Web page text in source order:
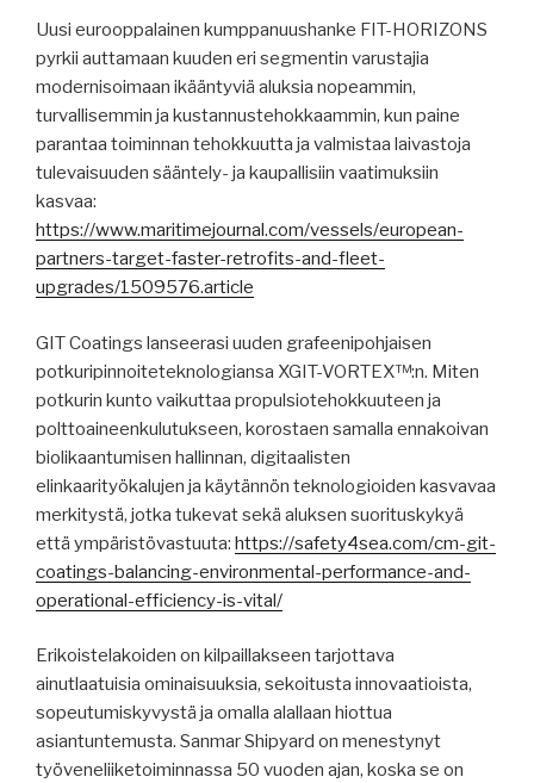
Uusi eurooppalainen kumppanuushanke FIT-HORIZONS
pyrkii auttamaan kuuden eri segmentin varustajia
modernisoimaan ikääntyviä aluksia nopeammin,
turvallisemmin ja kustannustehokkaammin, kun paine
parantaa toiminnan tehokkuutta ja valmistaa laivastoja
tulevaisuuden sääntely- ja kaupallisiin vaatimuksiin
kasvaa:
https://www.maritimejournal.com/vessels/european-
partners-target-faster-retrofits-and-fleet-
upgrades/1509576.article
GIT Coatings lanseerasi uuden grafeenipohjaisen
potkuripinnoiteteknologiansa XGIT-VORTEX™:n. Miten
potkurin kunto vaikuttaa propulsiotehokkuuteen ja
polttoaineenkulutukseen, korostaen samalla ennakoivan
biolikaantumisen hallinnan, digitaalisten
elinkaarityökalujen ja käytännön teknologioiden kasvavaa
merkitystä, jotka tukevat sekä aluksen suorituskykyä
että ympäristövastuuta: https://safety4sea.com/cm-git-
coatings-balancing-environmental-performance-and-
operational-efficiency-is-vital/
Erikoistelakoiden on kilpaillakseen tarjottava
ainutlaatuisia ominaisuuksia, sekoitusta innovaatioista,
sopeutumiskyvystä ja omalla alallaan hiottua
asiantuntemusta. Sanmar Shipyard on menestynyt
työveneliiketoiminnassa 50 vuoden ajan, koska se on